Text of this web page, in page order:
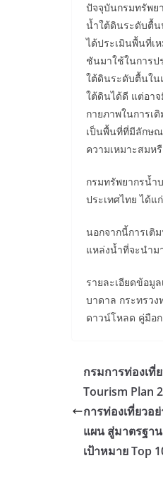
ปัจจุบันกรมทรัพย
น้ำใต้ดินระดับตื้น
ได้ประเมินพื้นที่
ชันมาใช้ในการป
ใต้ดินระดับตื้นใน
ใต้ดินได้ดี แต่อา
กายภาพในการเ
เป็นพื้นที่ที่มีลักษณ
ความเหมาะสมห
กรมทรัพยากรน้ำ
ประเทศไทย ได้
นอกจากนี้การเติ
แหล่งน้ำที่จะนำม
รายละเอียดข้อมู
บาดาล กระทรว
ดาวน์โหลด คู่มือ
กรมการท่องเที่
Tourism Plan
การท่องเที่ยวอ
แผน สู่มาตรฐา
เป้าหมาย Top